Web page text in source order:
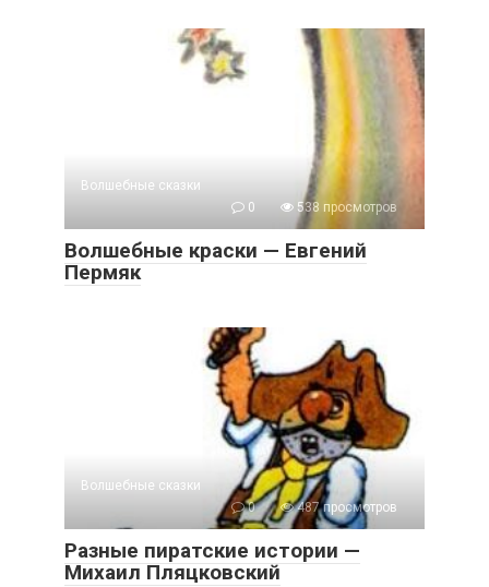
Волшебные сказки
0
538 просмотров
Волшебные краски — Евгений
Пермяк
Волшебные сказки
0
487 просмотров
Разные пиратские истории —
Михаил Пляцковский